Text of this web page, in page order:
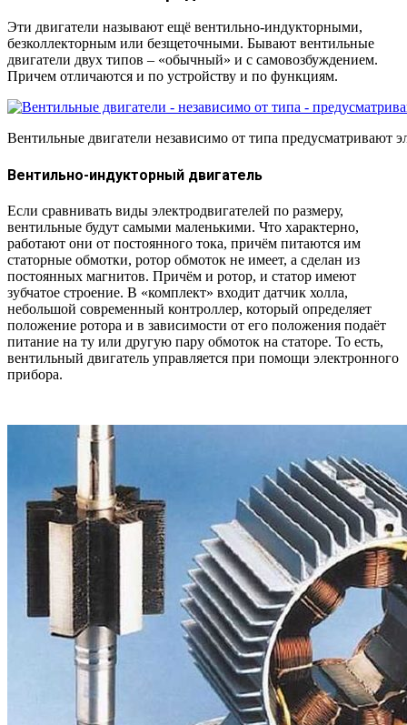
Эти двигатели называют ещё вентильно-индукторными,
безколлекторным или безщеточными. Бывают вентильные
двигатели двух типов – «обычный» и с самовозбуждением.
Причем отличаются и по устройству и по функциям.
Вентильные двигатели независимо от типа предусматривают
Вентильно-индукторный двигатель
Если сравнивать виды электродвигателей по размеру,
вентильные будут самыми маленькими. Что характерно,
работают они от постоянного тока, причём питаются им
статорные обмотки, ротор обмоток не имеет, а сделан из
постоянных магнитов. Причём и ротор, и статор имеют
зубчатое строение. В «комплект» входит датчик холла,
небольшой современный контроллер, который определяет
положение ротора и в зависимости от его положения подаёт
питание на ту или другую пару обмоток на статоре. То есть,
вентильный двигатель управляется при помощи электронного
прибора.